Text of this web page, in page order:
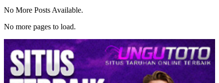
No More Posts Available.
No more pages to load.